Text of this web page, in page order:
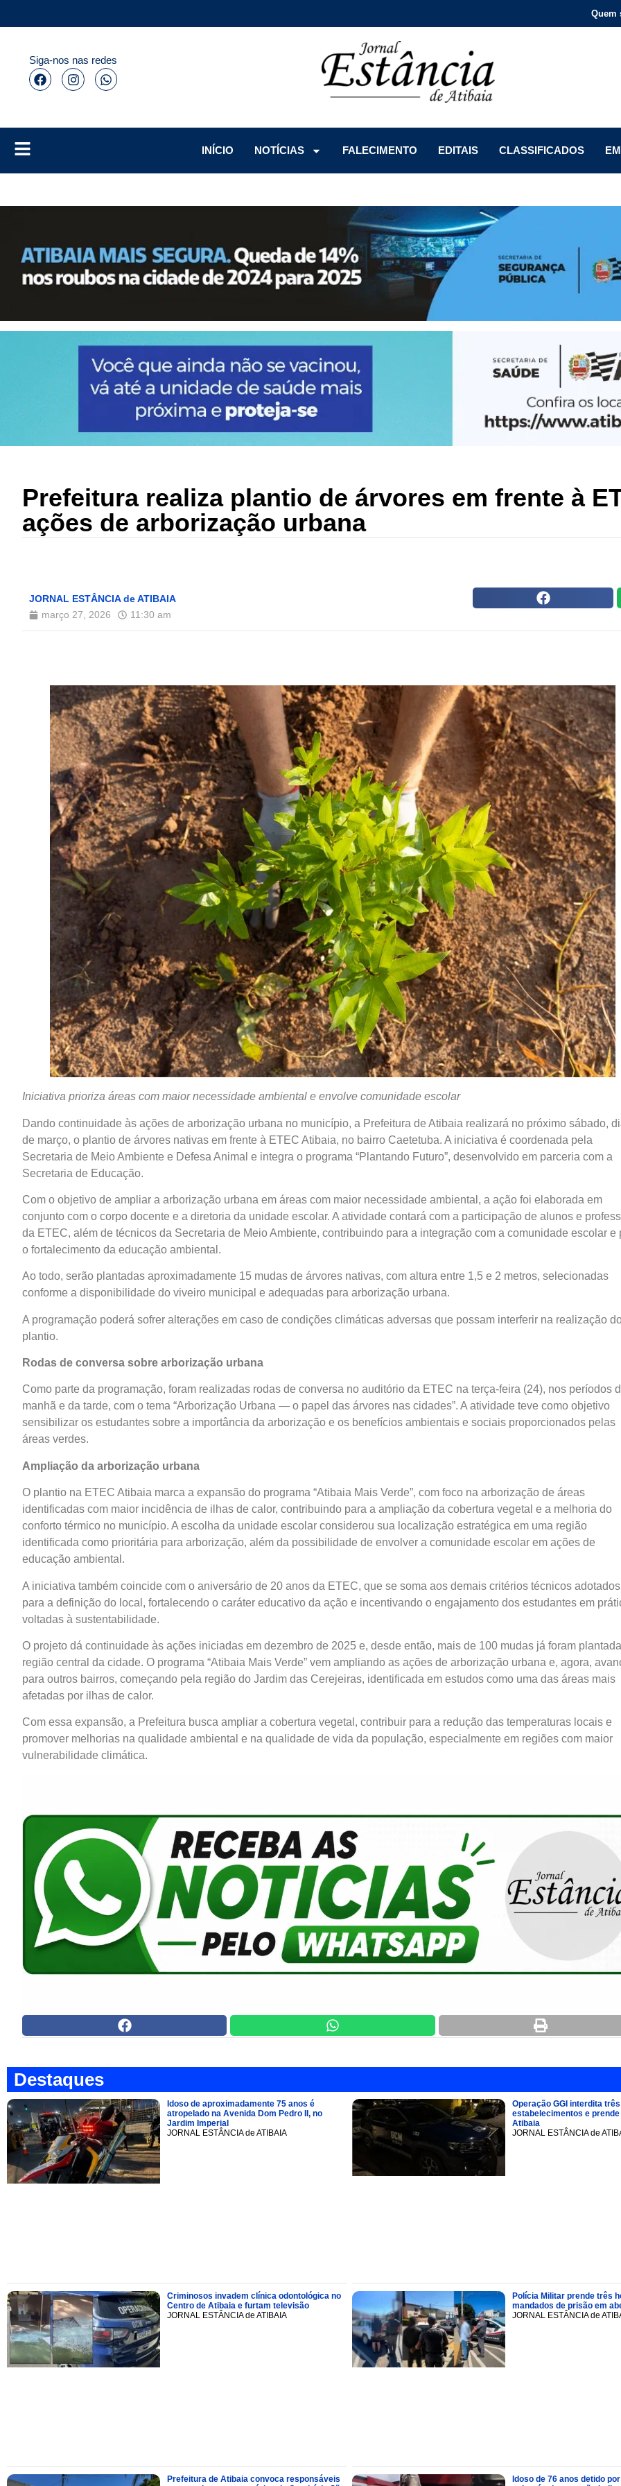
Quem
Siga-nos nas redes
INÍCIO
NOTÍCIAS FALECIMENTO EDITAIS CLASSIFICADOS
Prefeitura realiza plantio de árvores em frente à
ações de arborização urbana
JORNAL ESTÂNCIA de ATIBAIA
março 27, 2026
11:30 am
Iniciativa prioriza áreas com maior necessidade ambiental e envolve comunidade escolar
Dando continuidade às ações de arborização urbana no município, a Prefeitura de Atibaia realizará no próximo sábado,
de março, o plantio de árvores nativas em frente à ETEC Atibaia, no bairro Caetetuba. A iniciativa é coordenada pela
Secretaria de Meio Ambiente e Defesa Animal e integra o programa “Plantando Futuro”, desenvolvido em parceria com a
Secretaria de Educação.
Com o objetivo de ampliar a arborização urbana em áreas com maior necessidade ambiental, a ação foi elaborada em
conjunto com o corpo docente e a diretoria da unidade escolar. A atividade contará com a participação de alunos e
da ETEC, além de técnicos da Secretaria de Meio Ambiente, contribuindo para a integração com a comunidade escolar e
o fortalecimento da educação ambiental.
Ao todo, serão plantadas aproximadamente 15 mudas de árvores nativas, com altura entre 1,5 e 2 metros, selecionadas
conforme a disponibilidade do viveiro municipal e adequadas para arborização urbana.
A programação poderá sofrer alterações em caso de condições climáticas adversas que possam interferir na realização
plantio.
Rodas de conversa sobre arborização urbana
Como parte da programação, foram realizadas rodas de conversa no auditório da ETEC na terça-feira (24), nos períodos
manhã e da tarde, com o tema “Arborização Urbana — o papel das árvores nas cidades”. A atividade teve como objetivo
sensibilizar os estudantes sobre a importância da arborização e os benefícios ambientais e sociais proporcionados pelas
áreas verdes.
Ampliação da arborização urbana
O plantio na ETEC Atibaia marca a expansão do programa “Atibaia Mais Verde”, com foco na arborização de áreas
identificadas com maior incidência de ilhas de calor, contribuindo para a ampliação da cobertura vegetal e a melhoria do
conforto térmico no município. A escolha da unidade escolar considerou sua localização estratégica em uma região
identificada como prioritária para arborização, além da possibilidade de envolver a comunidade escolar em ações de
educação ambiental.
A iniciativa também coincide com o aniversário de 20 anos da ETEC, que se soma aos demais critérios técnicos adotados
para a definição do local, fortalecendo o caráter educativo da ação e incentivando o engajamento dos estudantes em
voltadas à sustentabilidade.
O projeto dá continuidade às ações iniciadas em dezembro de 2025 e, desde então, mais de 100 mudas já foram
região central da cidade. O programa “Atibaia Mais Verde” vem ampliando as ações de arborização urbana e, agora,
para outros bairros, começando pela região do Jardim das Cerejeiras, identificada em estudos como uma das áreas mais
afetadas por ilhas de calor.
Com essa expansão, a Prefeitura busca ampliar a cobertura vegetal, contribuir para a redução das temperaturas locais e
promover melhorias na qualidade ambiental e na qualidade de vida da população, especialmente em regiões com maior
vulnerabilidade climática.
Destaques
Idoso de aproximadamente 75 anos é
atropelado na Avenida Dom Pedro II, no
Jardim Imperial
JORNAL ESTÂNCIA de ATIBAIA
Operação GGI interdita três
estabelecimentos e
Atibaia
JORNAL ESTÂNCIA de
Criminosos invadem clínica odontológica no
Centro de Atibaia e furtam televisão
JORNAL ESTÂNCIA de ATIBAIA
Polícia Militar prende três
mandados de prisão em
JORNAL ESTÂNCIA de
Prefeitura de Atibaia convoca responsáveis
Idoso de 76 anos detido